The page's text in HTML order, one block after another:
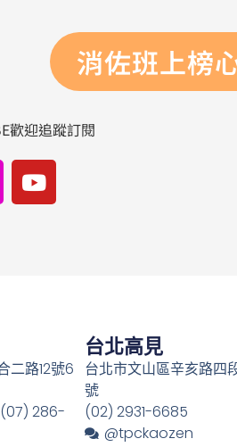
消佐班上榜
歡迎追蹤訂閱
Y
o
u
二路12號6
286-
台北高見
台北市文山區辛亥路四
號
(02) 2931-6685
@tpckaozen